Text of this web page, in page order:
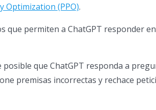
Optimization (PPO).
que permiten a ChatGPT responder
posible que ChatGPT responda a
premisas incorrectas y rechace